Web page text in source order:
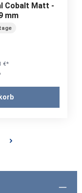
Cobalt Matt -
mm
€*